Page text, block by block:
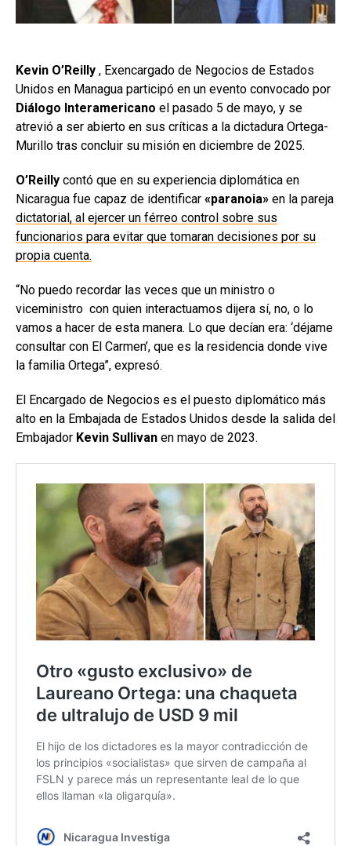
Kevin O’Reilly , Exencargado de Negocios de Estados
Unidos en Managua participó en un evento convocado por
Diálogo Interamericano el pasado 5 de mayo, y se
atrevió a ser abierto en sus críticas a la dictadura Ortega-
Murillo tras concluir su misión en diciembre de 2025.
O’Reilly contó que en su experiencia diplomática en
Nicaragua fue capaz de identificar «paranoia» en la pareja
dictatorial, al ejercer un férreo control sobre sus
funcionarios para evitar que tomaran decisiones por su
propia cuenta.
“No puedo recordar las veces que un ministro o
viceministro con quien interactuamos dijera sí, no, o lo
vamos a hacer de esta manera. Lo que decían era: ‘déjame
consultar con El Carmen’, que es la residencia donde vive
la familia Ortega”, expresó.
El Encargado de Negocios es el puesto diplomático más
alto en la Embajada de Estados Unidos desde la salida del
Embajador Kevin Sullivan en mayo de 2023.